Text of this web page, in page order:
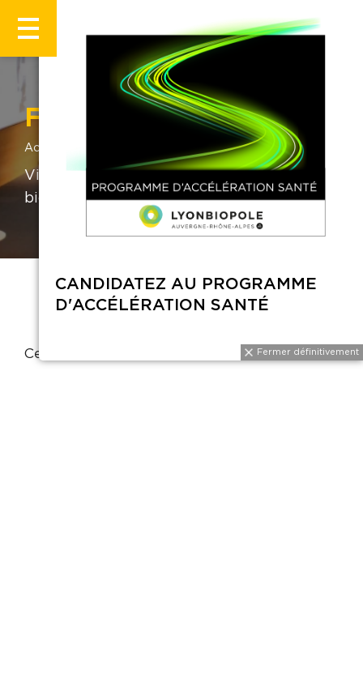
CANDIDATEZ AU PROGRAMME
D'ACCÉLÉRATION SANTÉ
Fermer définitivement
François Lacoste
Accueil
Vice Président Exécutif, R&D de
bioMérieux
Cette page est vide.